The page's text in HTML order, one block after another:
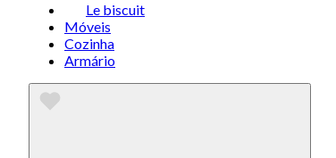
Le biscuit
Móveis
Cozinha
Armário